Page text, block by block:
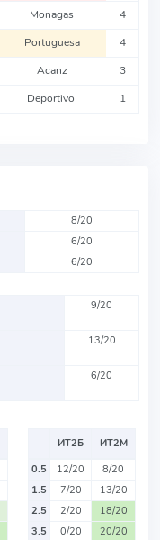
Monagas 4
Portuguesa 4
Acanz 3
Deportivo 1
8/20
6/20
6/20
9/20
13/20
6/20
ИТ2Б
ИТ2М
0.5
12/20
8/20
1.5
7/20
13/20
2.5
2/20
18/20
3.5
0/20 20/20